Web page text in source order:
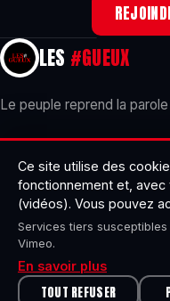
LES #GUEUX
Le peuple reprend la parole
NOUS ÉCRIRE
Renouveler mon
Espace membre
© 2026 Les #Gueux —
Ce site utilise des
fonctionnement et,
(vidéos). Vous pouvez
Services tiers
Vimeo.
En savoir plus
TOUT REFUSER